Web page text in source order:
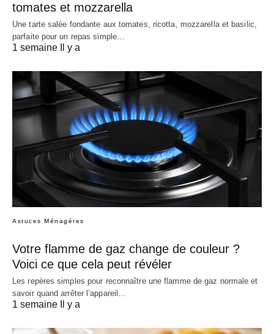
tomates et mozzarella
Une tarte salée fondante aux tomates, ricotta, mozzarella et basilic,
parfaite pour un repas simple…
1 semaine Il y a
Astuces Ménagères
Votre flamme de gaz change de couleur ?
Voici ce que cela peut révéler
Les repères simples pour reconnaître une flamme de gaz normale et
savoir quand arrêter l’appareil…
1 semaine Il y a